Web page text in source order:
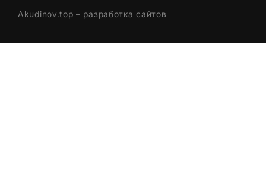
Akudinov.top – разработка сайтов